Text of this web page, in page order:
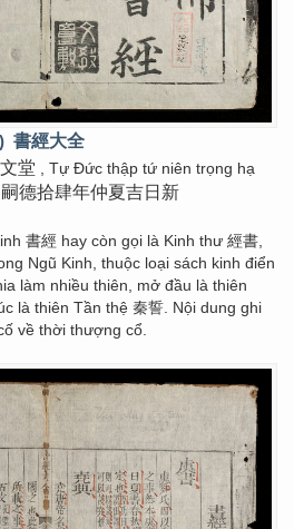
書經大全
堂 , Tự Đức thập tứ niên trọng hạ
嗣德拾肆年仲夏吉日新
書經 hay còn gọi là Kinh thư 經書,
Ngũ Kinh, thuộc loại sách kinh điển
làm nhiều thiên, mở đầu là thiên
là thiên Tần thệ 秦誓. Nội dung ghi
về thời thượng cổ.